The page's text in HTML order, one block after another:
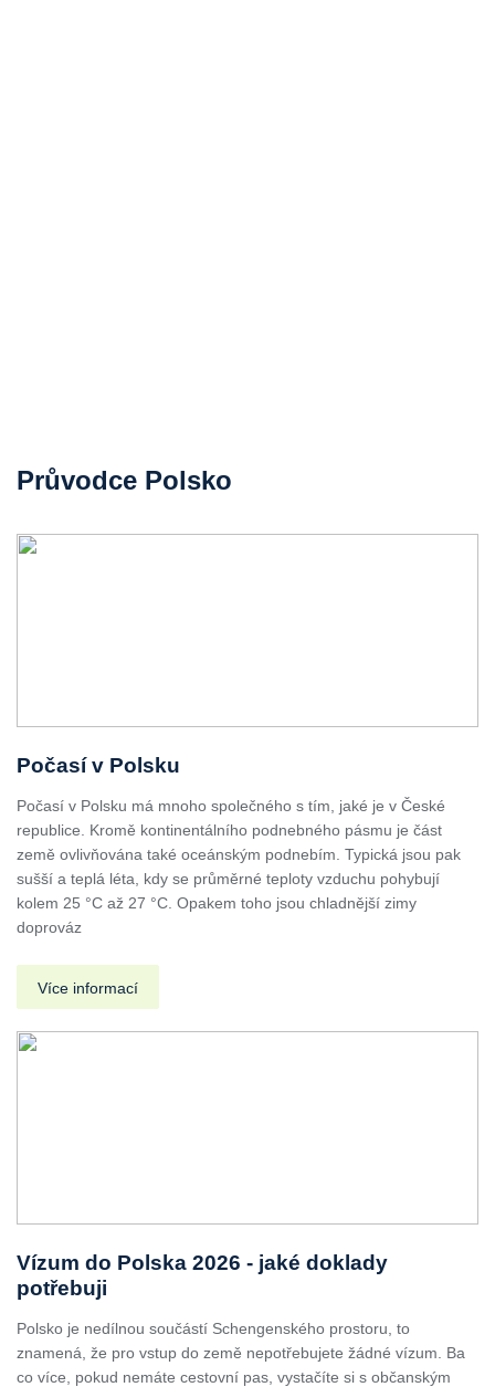
Průvodce Polsko
Počasí v Polsku
Počasí v Polsku má mnoho společného s tím, jaké je v České
republice. Kromě kontinentálního podnebného pásmu je část
země ovlivňována také oceánským podnebím. Typická jsou pak
sušší a teplá léta, kdy se průměrné teploty vzduchu pohybují
kolem 25 °C až 27 °C. Opakem toho jsou chladnější zimy
doprováz
Více informací
Vízum do Polska 2026 - jaké doklady
potřebuji
Polsko je nedílnou součástí Schengenského prostoru, to
znamená, že pro vstup do země nepotřebujete žádné vízum. Ba
co více, pokud nemáte cestovní pas, vystačíte si s občanským